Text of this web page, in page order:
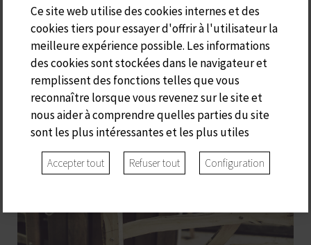
Ce site web utilise des cookies internes et des
cookies tiers pour essayer d'offrir à l'utilisateur la
meilleure expérience possible. Les informations
des cookies sont stockées dans le navigateur et
remplissent des fonctions telles que vous
reconnaître lorsque vous revenez sur le site et
nous aider à comprendre quelles parties du site
sont les plus intéressantes et les plus utiles
Accepter tout Refuser tout Configuration